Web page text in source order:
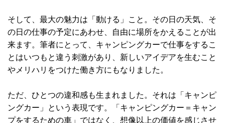
そして、最大の魅力は「動ける」こと。その日の天気、そ
の日の仕事の予定にあわせ、自由に場所をかえることが出
来ます。筆者にとって、キャンピングカーで仕事をするこ
とはいつもと違う刺激があり、新しいアイデアを生むこと
やメリハリをつけた働き方にもなりました。
ただ、ひとつの違和感も生まれました。それは「キャンピ
ングカー」という表現です。「キャンピングカー＝キャン
プをするための車」ではなく、想像以上の価値を感じさせ